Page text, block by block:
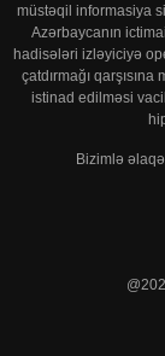
müstəqil informasiya
Azərbaycanın
hadisələri izləyiciyə
çatdırmağı
istinad edilməsi
Bizimlə